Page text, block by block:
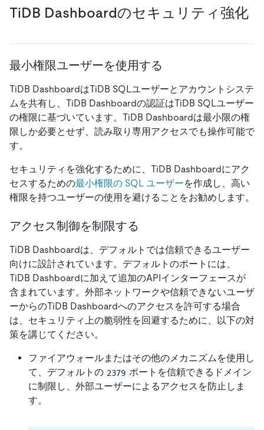
TiDB Dashboardのセキュリティ強化
最小権限ユーザーを使用する
TiDB DashboardはTiDB SQLユーザーとアカウントシステ
ムを共有し、TiDB Dashboardの認証はTiDB SQLユーザー
の権限に基づいています。TiDB Dashboardは最小限の権
限しか必要とせず、読み取り専用アクセスでも操作可能で
す。
セキュリティを強化するために、TiDB Dashboardにアク
セスするための最小権限の SQL ユーザーを作成し、高い
権限を持つユーザーの使用を避けることをお勧めします。
アクセス制御を制限する
TiDB Dashboardは、デフォルトでは信頼できるユーザー
向けに設計されています。デフォルトのポートには、
TiDB Dashboardに加えて追加のAPIインターフェースが
含まれています。外部ネットワークや信頼できないユーザ
ーからのTiDB Dashboardへのアクセスを許可する場合
は、セキュリティ上の脆弱性を回避するために、以下の対
策を講じてください。
ファイアウォールまたはその他のメカニズムを使用し
て、デフォルトの 2379 ポートを信頼できるドメイン
に制限し、外部ユーザーによるアクセスを防止しま
す。